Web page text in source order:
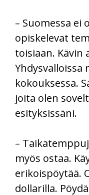
– Suomessa
opiskelevat
toisiaan. Kävin
Yhdysvalloissa
kokouksessa.
joita olen
esityksissäni.
–
myös ostaa.
erikoispöytää.
dollarilla.